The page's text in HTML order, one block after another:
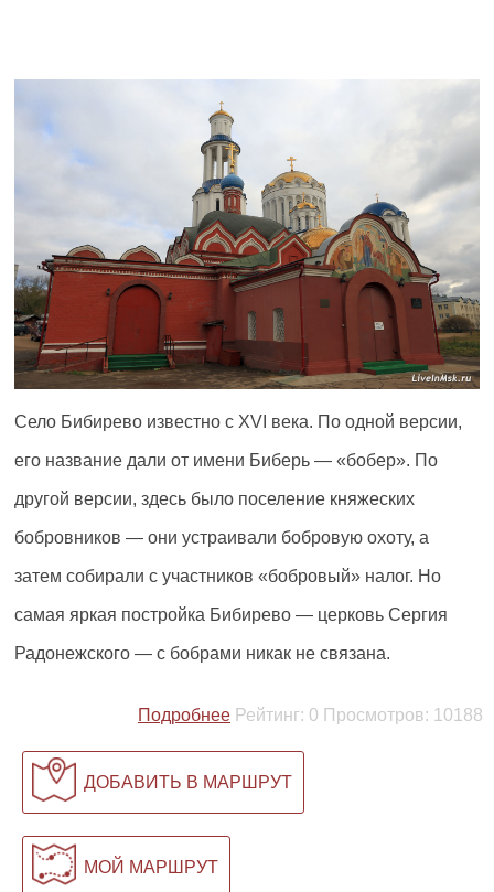
Село Бибирево известно с XVI века. По одной версии,
его название дали от имени Биберь — «бобер». По
другой версии, здесь было поселение княжеских
бобровников — они устраивали бобровую охоту, а
затем собирали с участников «бобровый» налог. Но
самая яркая постройка Бибирево — церковь Сергия
Радонежского — с бобрами никак не связана.
Подробнее Рейтинг: 0 Просмотров: 10188
ДОБАВИТЬ В МАРШРУТ
МОЙ МАРШРУТ